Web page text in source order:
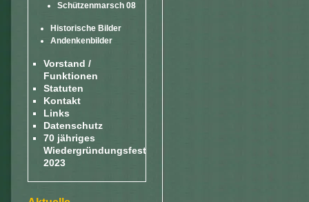
Schützenmarsch 08
Historische Bilder
Andenkenbilder
Vorstand /
Funktionen
Statuten
Kontakt
Links
Datenschutz
70 jähriges
Wiedergründungsfest
2023